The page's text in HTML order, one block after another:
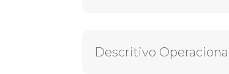
Descritivo